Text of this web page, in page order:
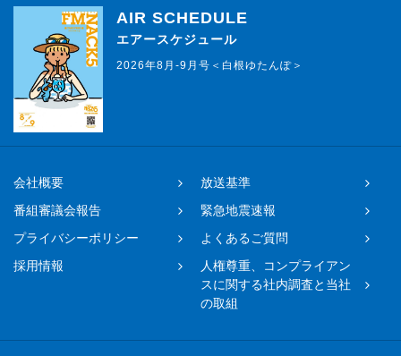
AIR SCHEDULE
エアースケジュール
2026年8月-9月号＜白根ゆたんぽ＞
会社概要
放送基準
番組審議会報告
緊急地震速報
プライバシーポリシー
よくあるご質問
採用情報
人権尊重、コンプライアン
スに関する社内調査と当社
の取組